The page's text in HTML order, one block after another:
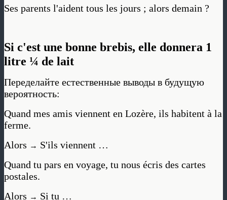
Ses parents l'aident tous les jours ; alors demain ?
Si c'est une bonne brebis, elle donnera 1
litre ¼ de lait
Переделайте естественные выводы в будущую
вероятность:
Quand mes amis viennent en Lozère, ils habitent à la
ferme.
Alors → S'ils viennent …
Quand tu pars en voyage, tu nous écris des cartes
postales.
Alors → Si tu …